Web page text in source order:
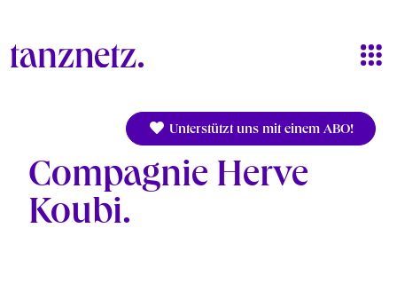
Unterstützt uns mit einem ABO!
Compagnie Herve
Koubi